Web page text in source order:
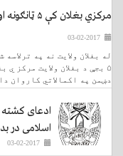
مرکزي بغلان کې ۵ ټانګونه اورینجر ویجاړ، دښمن ته مرګ ژوبله واوښته
03-02-2017
له بغلان ولایت نه په
۵ بجې د بغلان ولایت مرکز
دښمن په اکمالاتي کاروان
ادعای
اسلامی در
03-02-2017